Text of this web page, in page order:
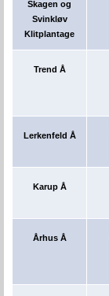
Skagen og
Svinkløv
Klitplantage
Trend Å
Lerkenfeld Å
Karup Å
Århus Å